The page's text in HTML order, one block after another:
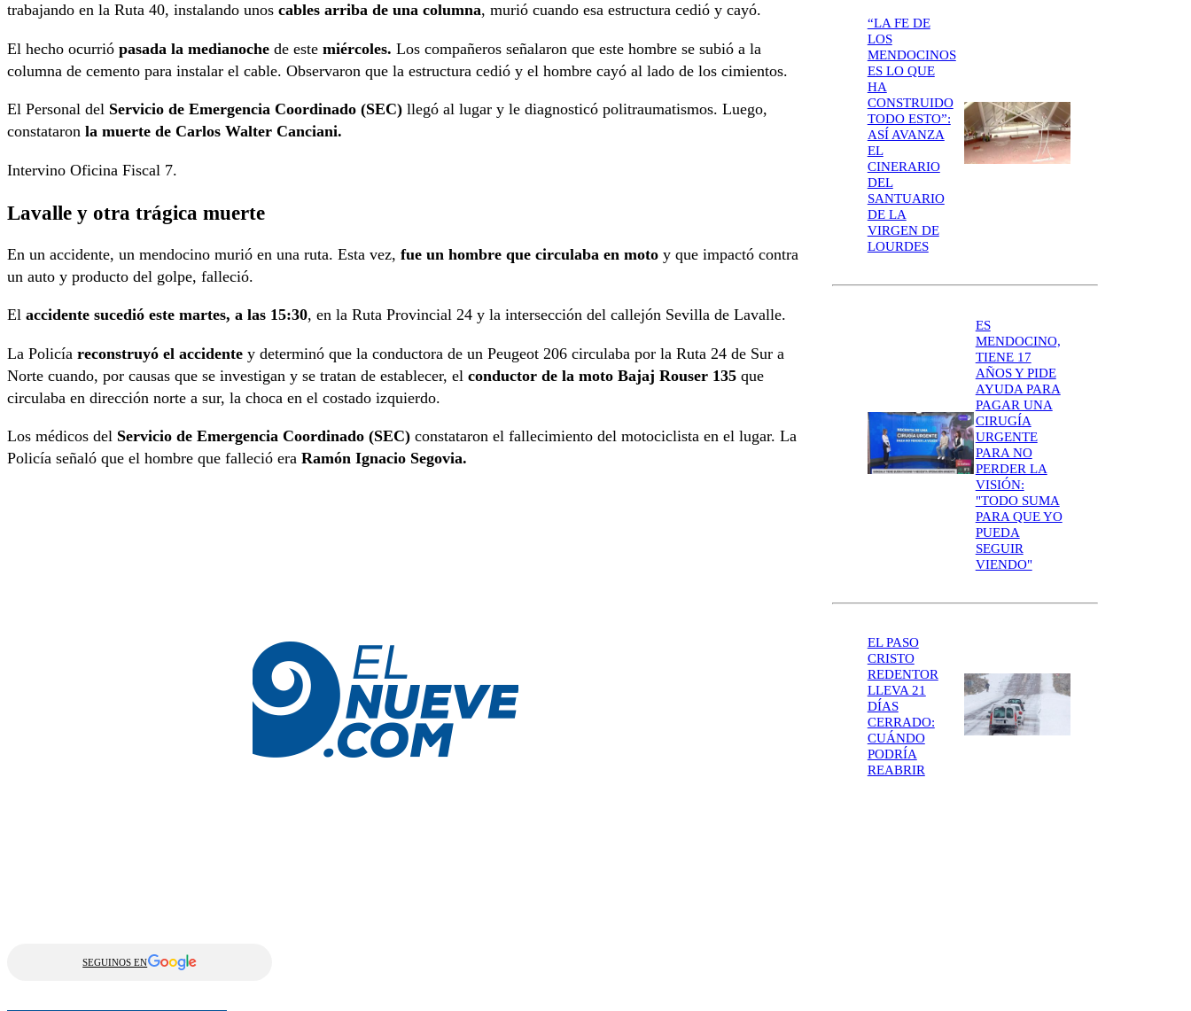
trabajando en la Ruta 40, instalando unos cables arriba de una columna, murió cuando esa estructura cedió y cayó.
El hecho ocurrió pasada la medianoche de este miércoles. Los compañeros señalaron que este hombre se subió a la
columna de cemento para instalar el cable. Observaron que la estructura cedió y el hombre cayó al lado de los cimientos.
El Personal del Servicio de Emergencia Coordinado (SEC) llegó al lugar y le diagnosticó politraumatismos. Luego,
constataron la muerte de Carlos Walter Canciani.
Intervino Oficina Fiscal 7.
Lavalle y otra trágica muerte
En un accidente, un mendocino murió en una ruta. Esta vez, fue un hombre que circulaba en moto y que impactó contra
un auto y producto del golpe, falleció.
El accidente sucedió este martes, a las 15:30, en la Ruta Provincial 24 y la intersección del callejón Sevilla de Lavalle.
La Policía reconstruyó el accidente y determinó que la conductora de un Peugeot 206 circulaba por la Ruta 24 de Sur a
Norte cuando, por causas que se investigan y se tratan de establecer, el conductor de la moto Bajaj Rouser 135 que
circulaba en dirección norte a sur, la choca en el costado izquierdo.
Los médicos del Servicio de Emergencia Coordinado (SEC) constataron el fallecimiento del motociclista en el lugar. La
Policía señaló que el hombre que falleció era Ramón Ignacio Segovia.
SEGUINOS EN
“LA FE DE
LOS
MENDOCINOS
ES LO QUE
HA
CONSTRUIDO
TODO ESTO”:
ASÍ AVANZA
EL
CINERARIO
DEL
SANTUARIO
DE LA
VIRGEN DE
LOURDES
ES
MENDOCINO,
TIENE 17
AÑOS Y PIDE
AYUDA PARA
PAGAR UNA
CIRUGÍA
URGENTE
PARA NO
PERDER LA
VISIÓN:
"TODO SUMA
PARA QUE YO
PUEDA
SEGUIR
VIENDO"
EL PASO
CRISTO
REDENTOR
LLEVA 21
DÍAS
CERRADO:
CUÁNDO
PODRÍA
REABRIR